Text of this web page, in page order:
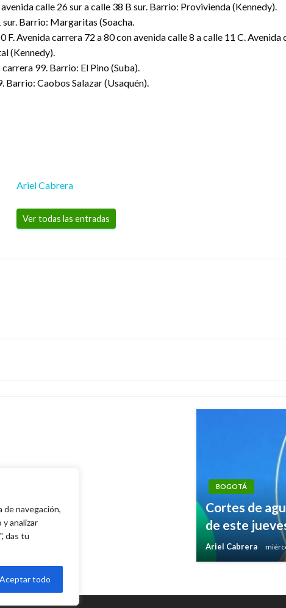
de navegación,
analizar
das tu
Aceptar todo
calle 26 sur a calle 38 B sur. Barrio: Provivienda (Kennedy).
Barrio: Margaritas (Soacha.
F. Avenida carrera 72 a 80 con avenida calle 8 a calle 11 C.
(Kennedy).
99. Barrio: El Pino (Suba).
Barrio: Caobos Salazar (Usaquén).
Ariel Cabrera
Ver todas las entradas
de febrero en Bogotá
28 de enero en Bogotá
BOGOTÁ
Cortes de
de este
Ariel Cabrera